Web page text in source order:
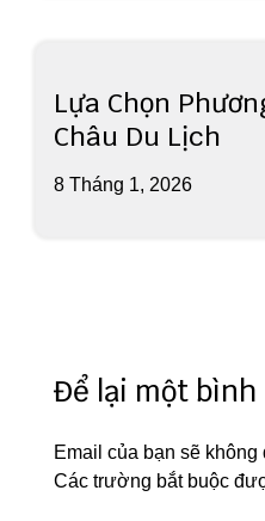
Lựa Chọn
Châu Du Lịch
8 Tháng 1, 2026
Để lại một bình
Email của bạn sẽ
Các trường bắt buộc